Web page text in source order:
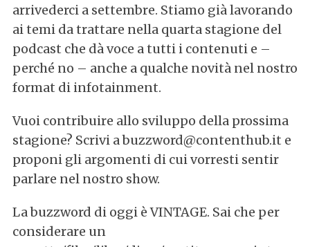
arrivederci a settembre. Stiamo già lavorando
ai temi da trattare nella quarta stagione del
podcast che dà voce a tutti i contenuti e –
perché no – anche a qualche novità nel nostro
format di infotainment.
Vuoi contribuire allo sviluppo della prossima
stagione? Scrivi a buzzword@contenthub.it e
proponi gli argomenti di cui vorresti sentir
parlare nel nostro show.
La buzzword di oggi è VINTAGE. Sai che per
considerare un